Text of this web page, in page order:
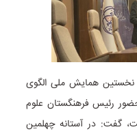
نخستین همایش ملی الگوی
رئیس فرهنگستان علوم
گفت: در آستانه چهلمین